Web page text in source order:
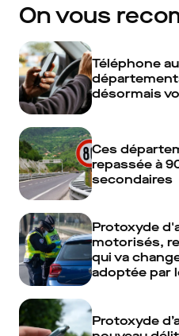
On vous
Téléphone
désormais
Ces
repassée à
secondaires
Protoxyde
motorisés,
qui va
adoptée par
Protoxyde